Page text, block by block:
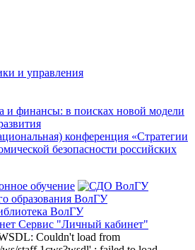
и управления
финансы: в поисках новой модели
конференция «Стратегии
безопасности российских
обучение
образования ВолГУ
ВолГУ
Сервис "Личный кабинет"
Couldn't load from